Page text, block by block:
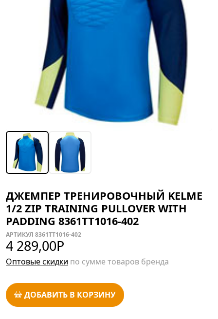
ДЖЕМПЕР ТРЕНИРОВОЧНЫЙ KELME
1/2 ZIP TRAINING PULLOVER WITH
PADDING 8361TT1016-402
АРТИКУЛ 8361TT1016-402
4 289,00Р
Оптовые скидки по сумме товаров бренда
ДОБАВИТЬ В КОРЗИНУ